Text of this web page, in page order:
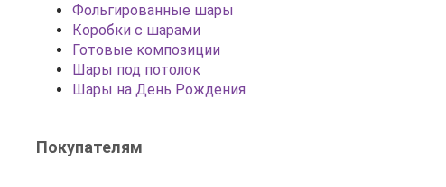
Фольгированные шары
Коробки с шарами
Готовые композиции
Шары под потолок
Шары на День Рождения
Покупателям